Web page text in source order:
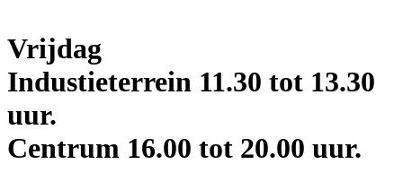
Vrijdag
Industieterrein 11.30 tot 13.30
uur.
Centrum 16.00 tot 20.00 uur.